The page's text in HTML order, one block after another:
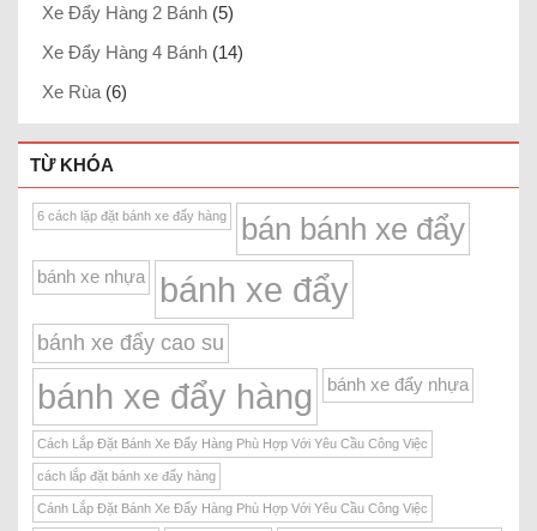
Xe Đẩy Hàng 2 Bánh (5)
Xe Đẩy Hàng 4 Bánh (14)
Xe Rùa (6)
TỪ KHÓA
6 cách lặp đặt bánh xe đẩy hàng bán bánh xe đẩy
bánh xe nhựa bánh xe đẩy
bánh xe đẩy cao su
bánh xe đẩy hàng bánh xe đẩy nhựa
Cách Lắp Đặt Bánh Xe Đẩy Hàng Phù Hợp Với Yêu Cầu Công Việc
cách lắp đặt bánh xe đẩy hàng
Cánh Lắp Đặt Bánh Xe Đẩy Hàng Phù Hợp Với Yêu Cầu Công Việc